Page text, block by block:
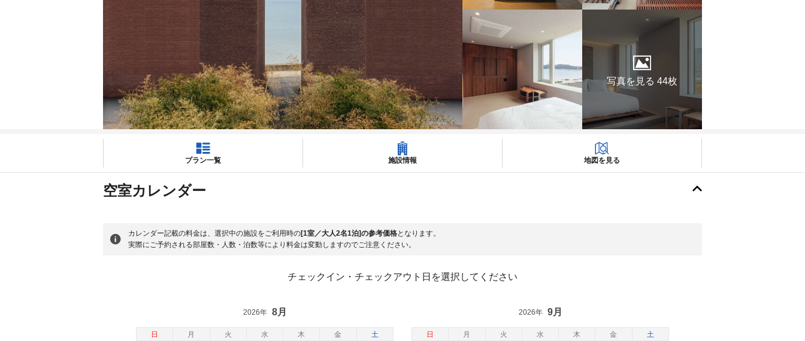
写真を見る 44枚
プラン一覧 施設情報 地図を見る
空室カレンダー
カレンダー記載の料金は、選択中の施設をご利用時の[1室／大人2名1泊]の参考価格となります。
実際にご予約される部屋数・人数・泊数等により料金は変動しますのでご注意ください。
チェックイン・チェックアウト日を選択してください
日 月 火 水 木 金 土 日 月 火 水 木 金 土
2026年 8月 2026年 9月